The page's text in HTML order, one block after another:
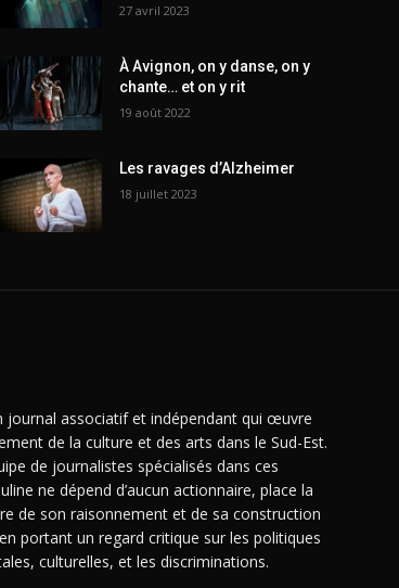
27 avril 2023
À Avignon, on y danse, on y
chante… et on y rit
19 août 2022
Les ravages d’Alzheimer
18 juillet 2023
journal associatif et indépendant qui œuvre
de la culture et des arts dans le Sud-Est.
de journalistes spécialisés dans ces
ne dépend d’aucun actionnaire, place la
de son raisonnement et de sa construction
portant un regard critique sur les politiques
culturelles, et les discriminations.